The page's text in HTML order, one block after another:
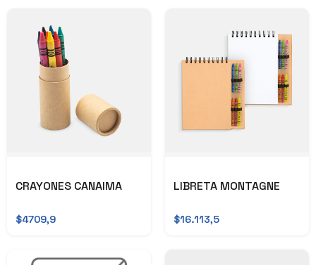
CRAYONES CANAIMA
$4709,9
LIBRETA MONTAGNE
$16.113,5